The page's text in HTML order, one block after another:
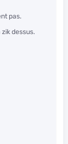
pas.
zik dessus.